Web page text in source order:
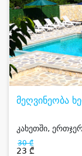
მეღვინეობა
კახეთში,
30 ₾
23 ₾